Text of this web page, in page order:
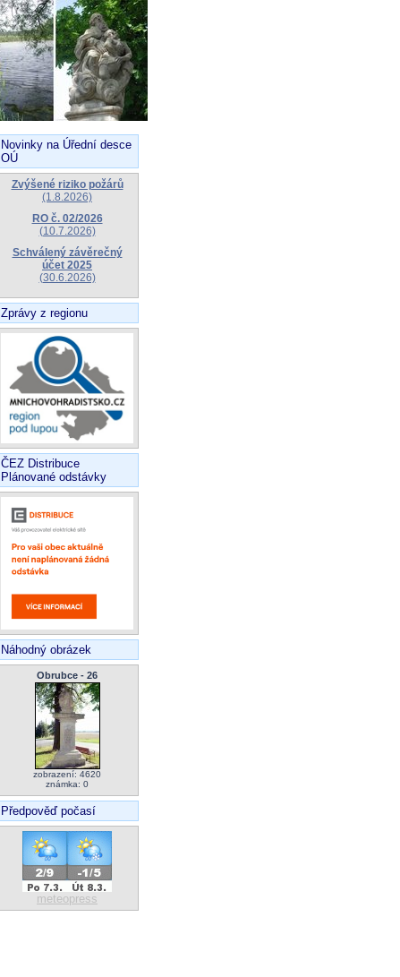
Novinky na Úřední desce
OÚ
Zvýšené riziko požárů
(1.8.2026)
RO č. 02/2026
(10.7.2026)
Schválený závěrečný
účet 2025
(30.6.2026)
Zprávy z regionu
ČEZ Distribuce
Plánované odstávky
Náhodný obrázek
Obrubce - 26
zobrazení: 4620
známka: 0
Předpověď počasí
meteopress